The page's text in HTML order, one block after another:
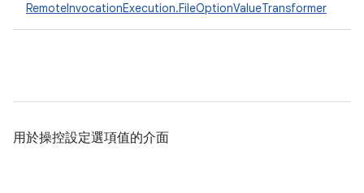
RemoteInvocationExecution.FileOptionValueTransformer
用於操控設定選項值的介面